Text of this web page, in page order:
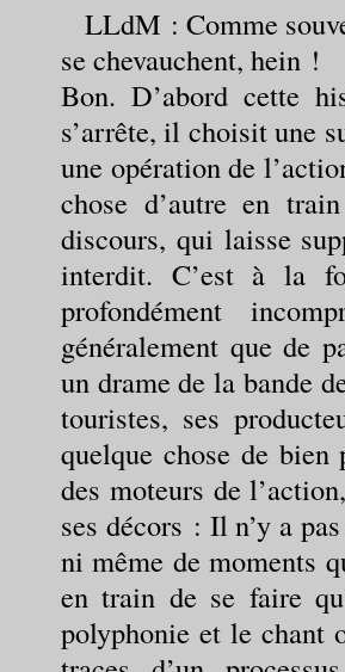
LLdM : Comme
se chevauchent, hein !
Bon. D’abord cette
s’arrête, il choisit une
une opération de
chose d’autre en
discours, qui laisse
interdit. C’est à la
profondément
généralement que de
un drame de la bande
touristes, ses
quelque chose de
des moteurs de
ses décors : Il n’y a
ni même de moments
en train de se faire
polyphonie et le chant